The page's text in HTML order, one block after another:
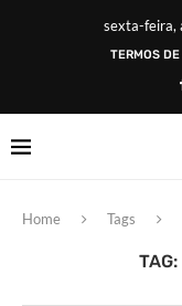
sexta-feira,
TERMOS DE
Home Tags
TAG: